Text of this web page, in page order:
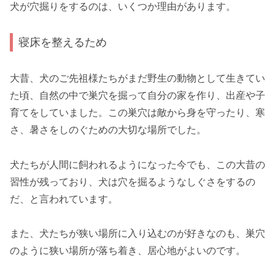
犬が穴掘りをするのは、いくつか理由があります。
寝床を整えるため
大昔、犬のご先祖様たちがまだ野生の動物として生きてい
た頃、自然の中で巣穴を掘って自分の家を作り、出産や子
育てをしていました。この巣穴は敵から身を守ったり、寒
さ、暑さをしのぐための大切な場所でした。
犬たちが人間に飼われるようになった今でも、この大昔の
習性が残っており、犬は穴を掘るようなしぐさをするの
だ、と言われています。
また、犬たちが狭い場所に入り込むのが好きなのも、巣穴
のように狭い場所が落ち着き、居心地がよいのです。